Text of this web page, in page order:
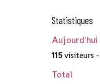
Statistiques
Aujourd'hui
115visiteurs
Total